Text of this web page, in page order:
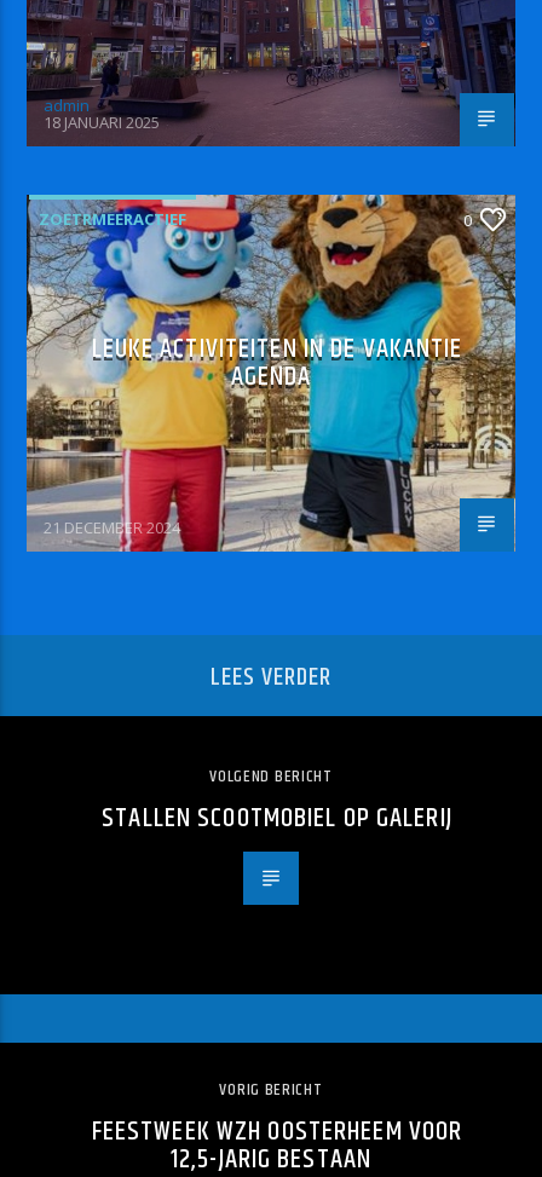
admin
18 JANUARI 2025
ZOETRMEERACTIEF 0
LEUKE ACTIVITEITEN IN DE VAKANTIE
AGENDA
21 DECEMBER 2024
LEES VERDER
VOLGEND BERICHT
STALLEN SCOOTMOBIEL OP GALERIJ
VORIG BERICHT
FEESTWEEK WZH OOSTERHEEM VOOR
12,5-JARIG BESTAAN